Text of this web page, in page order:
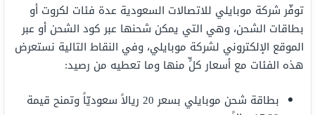
توفّر شركة موبايلي للاتصالات السعودية عدة فئات لكروت أو
بطاقات الشحن، وهي التي يمكن شحنها عبر كود الشحن أو عبر
الموقع الإلكتروني لشركة موبايلي، وفي النقاط التالية نستعرض
هذه الفئات مع أسعار كلٍّ منها وما تعطيه من رصيد:
بطاقة شحن موبايلي بسعر 20 ريالاً سعوديّاً وتمنح قيمة